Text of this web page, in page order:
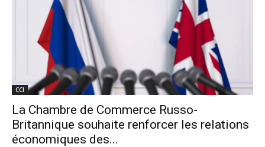
CCI
La Chambre de Commerce Russo-
Britannique souhaite renforcer les relations
économiques des...